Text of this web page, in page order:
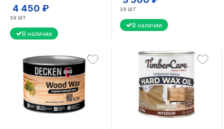
4 450 ₽
за шт
В наличии
за шт
В наличии